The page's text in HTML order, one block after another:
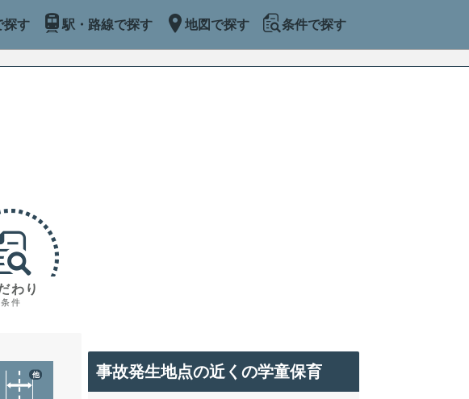
探す 駅・路線で探す 地図で探す 条件で探す
わり
条件
他 事故発生地点の近くの学童保育